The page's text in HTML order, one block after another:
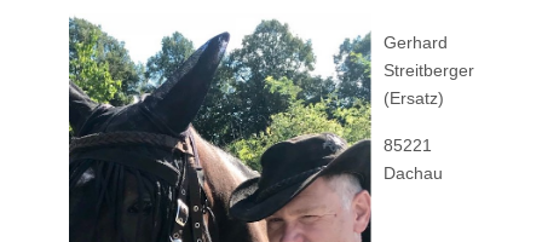
Gerhard
Streitberger
(Ersatz)
85221
Dachau